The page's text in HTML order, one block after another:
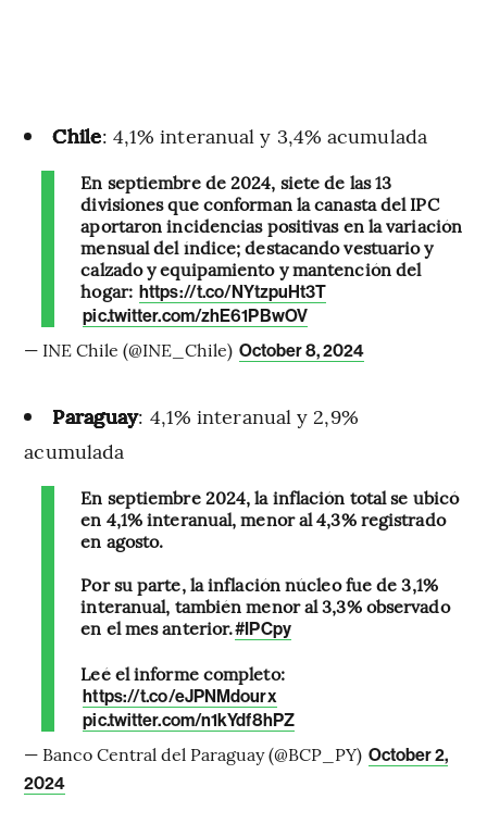
Chile: 4,1% interanual y 3,4% acumulada
En septiembre de 2024, siete de las 13
divisiones que conforman la canasta del IPC
aportaron incidencias positivas en la variación
mensual del índice; destacando vestuario y
calzado y equipamiento y mantención del
hogar: https://t.co/NYtzpuHt3T
pic.twitter.com/zhE61PBwOV
— INE Chile (@INE_Chile) October 8, 2024
Paraguay: 4,1% interanual y 2,9%
acumulada
En septiembre 2024, la inflación total se ubicó
en 4,1% interanual, menor al 4,3% registrado
en agosto.
Por su parte, la inflación núcleo fue de 3,1%
interanual, también menor al 3,3% observado
en el mes anterior.#IPCpy
Leé el informe completo:
https://t.co/eJPNMdourx
pic.twitter.com/n1kYdf8hPZ
— Banco Central del Paraguay (@BCP_PY) October 2,
2024